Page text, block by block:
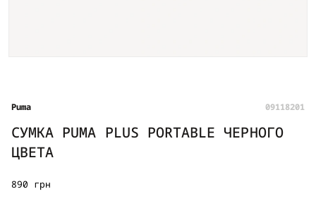
Puma 09118201
СУМКА PUMA PLUS PORTABLE ЧЕРНОГО
ЦВЕТА
890 грн